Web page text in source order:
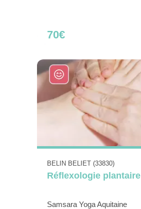
70€
BELIN BELIET (33830)
Réflexologie plantaire
Samsara Yoga Aquitaine